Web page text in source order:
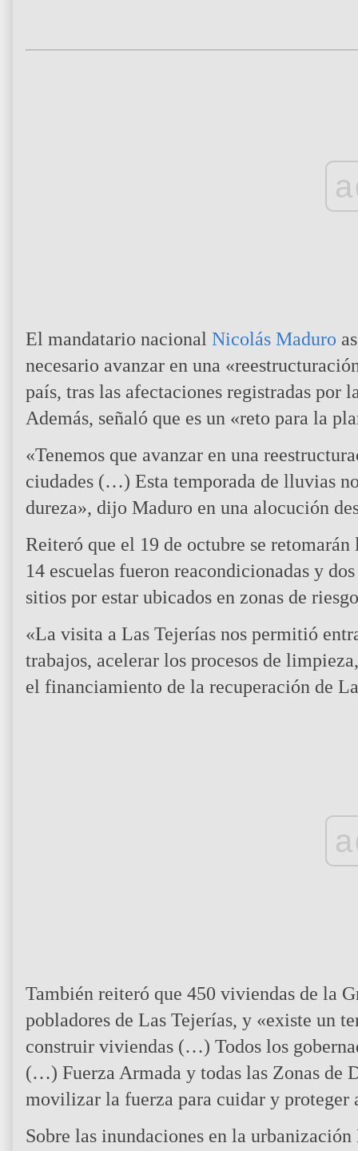
El mandatario nacional Nicolás Maduro
necesario avanzar en una
país, tras las afectaciones registradas por
Además, señaló que es un «reto para la
«Tenemos que avanzar en una
ciudades (…) Esta temporada de lluvias
dureza», dijo Maduro en una alocución
Reiteró que el 19 de octubre se
14 escuelas fueron reacondicionadas y
sitios por estar ubicados en zonas de
«La visita a Las Tejerías nos permitió
trabajos, acelerar los procesos de
el financiamiento de la recuperación de
También reiteró que 450 viviendas de la
pobladores de Las Tejerías, y «existe un
construir viviendas (…) Todos los
(…) Fuerza Armada y todas las Zonas de
movilizar la fuerza para cuidar y proteger
Sobre las inundaciones en la